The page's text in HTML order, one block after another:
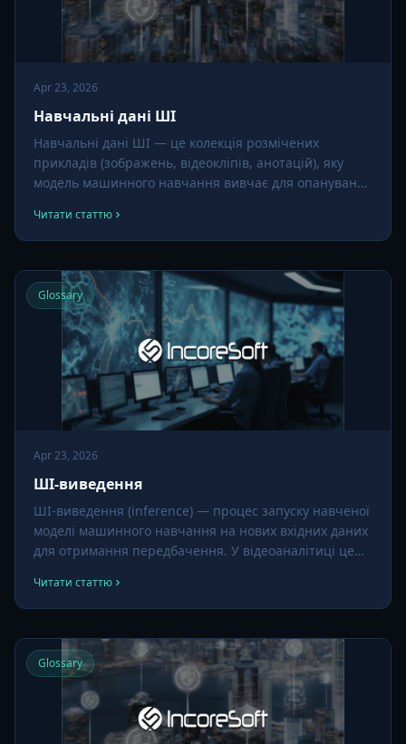
Apr 23, 2026
Навчальні дані ШІ
Навчальні дані ШІ — це колекція розмічених
прикладів (зображень, відеокліпів, анотацій), яку
модель машинного навчання вивчає для опанування
навчальних даних — найбільший фактор, що
визначає роботу моделі в реальному світі.
Читати статтю
Glossary
Apr 23, 2026
ШІ-виведення
ШІ-виведення (inference) — процес запуску навченої
моделі машинного навчання на нових вхідних даних
для отримання передбачення. У відеоаналітиці це
об'єктів або іншої на живому кадрі камери.
Читати статтю
Glossary